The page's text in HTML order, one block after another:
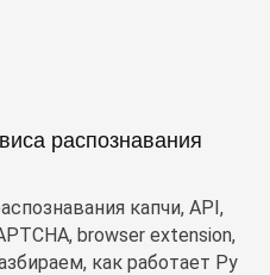
распознавания
капчи, API,
browser extension,
как работает Ру